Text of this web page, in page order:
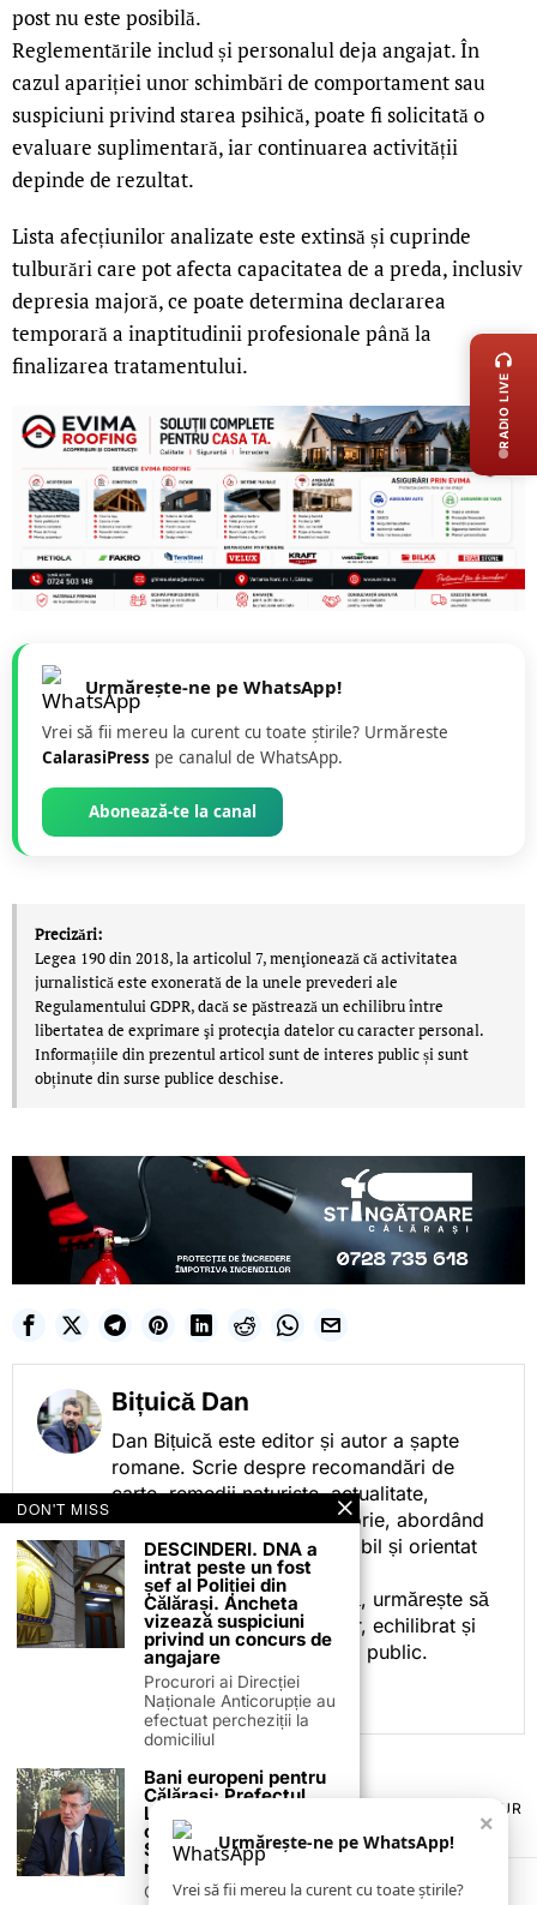
post nu este posibilă.
Reglementările includ și personalul deja angajat. În
cazul apariției unor schimbări de comportament sau
suspiciuni privind starea psihică, poate fi solicitată o
evaluare suplimentară, iar continuarea activității
depinde de rezultat.
Lista afecțiunilor analizate este extinsă și cuprinde
tulburări care pot afecta capacitatea de a preda, inclusiv
depresia majoră, ce poate determina declararea
temporară a inaptitudinii profesionale până la
finalizarea tratamentului.
Urmărește-ne pe WhatsApp!
Vrei să fii mereu la curent cu toate știrile? Urmăreste
CalarasiPress pe canalul de WhatsApp.
Abonează-te la canal
Precizări:
Legea 190 din 2018, la articolul 7, menţionează că activitatea
jurnalistică este exonerată de la unele prevederi ale
Regulamentului GDPR, dacă se păstrează un echilibru între
libertatea de exprimare şi protecţia datelor cu caracter personal.
Informațiile din prezentul articol sunt de interes public și sunt
obținute din surse publice deschise.
Bițuică Dan
Dan Bițuică este editor și autor a șapte
romane. Scrie despre recomandări de
carte, remedii naturiste, actualitate,
cotidian politic, sport și istorie, abordând
subiectele într-un stil accesibil și orientat
spre informare.
Prin activitatea sa editorială, urmărește să
ofere cititorilor conținut clar, echilibrat și
relevant, adaptat interesului public.
TERMENI ȘI CONDIȚII
POLITICA DE ANULARE & RETUR
PUBLICITATE ONLINE & TIPĂRITĂ
CONTACT
ZIARUL ANUNȚUL CĂLĂRĂȘEAN
×
Urmărește-ne pe WhatsApp!
Vrei să fii mereu la curent cu toate știrile?
RADIO LIVE
DON'T MISS
DESCINDERI. DNA a
intrat peste un fost
șef al Poliției din
Călărași. Ancheta
vizează suspiciuni
privind un concurs de
angajare
Procurori ai Direcției
Naționale Anticorupție au
efectuat percheziții la
domiciliul
Bani europeni pentru
Călărași: Prefectul
Laurențiu State anunță
colaborarea cu ADR
Sud-Muntenia pentru
noi finanțări
Călărașul se pregătește